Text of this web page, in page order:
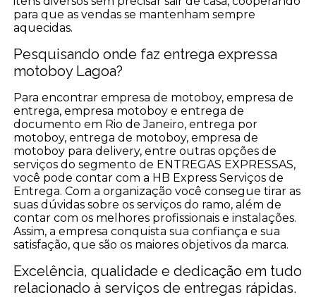
para que as vendas se mantenham sempre
aquecidas.
Pesquisando onde faz entrega expressa
motoboy Lagoa?
Para encontrar empresa de motoboy, empresa de
entrega, empresa motoboy e entrega de
documento em Rio de Janeiro, entrega por
motoboy, entrega de motoboy, empresa de
motoboy para delivery, entre outras opções de
serviços do segmento de ENTREGAS EXPRESSAS,
você pode contar com a HB Express Serviços de
Entrega. Com a organização você consegue tirar as
suas dúvidas sobre os serviços do ramo, além de
contar com os melhores profissionais e instalações.
Assim, a empresa conquista sua confiança e sua
satisfação, que são os maiores objetivos da marca.
Excelência, qualidade e dedicação em tudo
relacionado à serviços de entregas rápidas.